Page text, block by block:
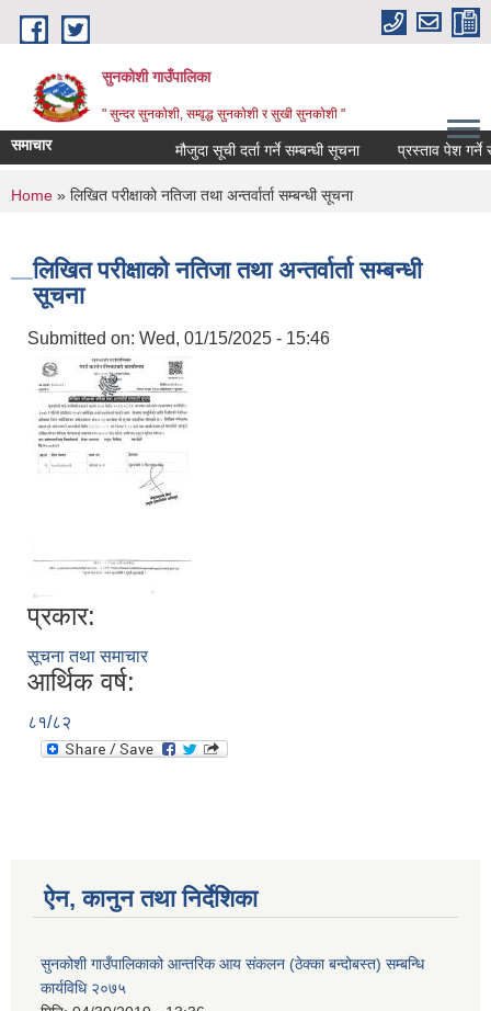
Skip to main content
सुनकोशी गाउँपालिका
" सुन्दर सुनकाेशी, सम्वृद्ध सुनकाेशी र सुखी सुनकाेशी "
समाचार मौजुदा सूची दर्ता गर्ने सम्बन्धी सूचना प्रस्ताव पेश गर्ने
You are here
Home » लिखित परीक्षाको नतिजा तथा अन्तर्वार्ता सम्बन्धी सूचना
लिखित परीक्षाको नतिजा तथा अन्तर्वार्ता सम्बन्धी
सूचना
Submitted on: Wed, 01/15/2025 - 15:46
प्रकार:
सूचना तथा समाचार
आर्थिक वर्ष:
८१/८२
ऐन, कानुन तथा निर्देशिका
सुनकोशी गाउँपालिकाको आन्तरिक आय संकलन (ठेक्का बन्दोबस्त) सम्बन्धि
कार्यविधि २०७५